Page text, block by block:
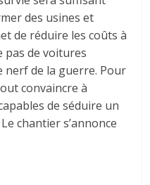
des usines et
de réduire les coûts à
pas de voitures
nerf de la guerre. Pour
convaincre à
de séduire un
chantier s’annonce